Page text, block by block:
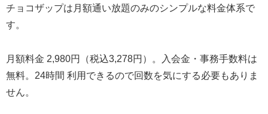
チョコザップは月額通い放題のみのシンプルな料金体系で
す。
月額料金 2,980円（税込3,278円）。入会金・事務手数料は
無料。24時間 利用できるので回数を気にする必要もありま
せん。